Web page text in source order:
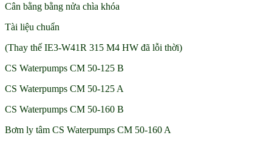
Cân bằng bằng nửa chìa khóa
Tài liệu chuẩn
(Thay thế IE3-W41R 315 M4 HW đã lỗi thời)
CS Waterpumps CM 50-125 B
CS Waterpumps CM 50-125 A
CS Waterpumps CM 50-160 B
Bơm ly tâm CS Waterpumps CM 50-160 A